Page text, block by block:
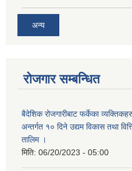
अन्य
रोजगार सम्बन्धित
बैदेशिक रोजगारीबाट फर्केका
अन्तर्गत १० दिने उद्यम विकास तथा
तालिम ।
मिति: 06/20/2023 - 05:00